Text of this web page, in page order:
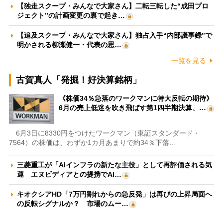
【独走スクープ・みんなで大家さん】二転三転した“成田プロ
ジェクト”の計画変更の裏で起き…
【追及スクープ・みんなで大家さん】独占入手“内部議事録”で
明かされる柳瀬健一・代表の思…
一覧を見る
古賀真人「発掘！好決算銘柄」
《株価34％急落のワークマンに特大反転の期待》
6月の売上低迷を吹き飛ばす第1四半期決算、…
6月3日に8330円をつけたワークマン（東証スタンダード・
7564）の株価は、わずか1カ月あまりで約34％下落…
三菱重工が「AIインフラの新たな主役」として再評価される気
運 エヌビディアとの提携でAI…
キオクシアHD「7万円割れからの急反発」は再びの上昇局面へ
の反転シグナルか？ 市場のムー…